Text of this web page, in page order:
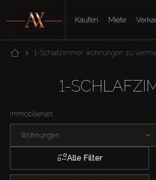
Kaufen Miete
1-Schlafzimmer wohnungen zu
1-
Immobilienart
Wohnungen
Alle Filter